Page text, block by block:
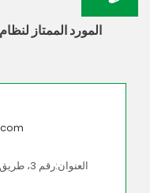
المورد الممتاز